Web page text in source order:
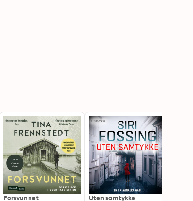
Forsvunnet
Uten samtykke